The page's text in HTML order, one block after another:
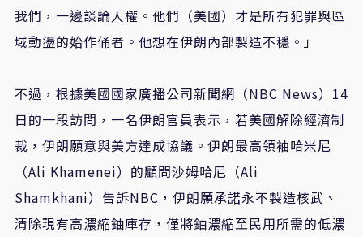
我們，一邊談論人權。他們（美國）才是所有犯罪與區
域動盪的始作俑者。他想在伊朗內部製造不穩。」
不過，根據美國國家廣播公司新聞網（NBC News）14
日的一段訪問，一名伊朗官員表示，若美國解除經濟制
裁，伊朗願意與美方達成協議。伊朗最高領袖哈米尼
（Ali Khamenei）的顧問沙姆哈尼（Ali
Shamkhani）告訴NBC，伊朗願承諾永不製造核武、
清除現有高濃縮鈾庫存，僅將鈾濃縮至民用所需的低濃